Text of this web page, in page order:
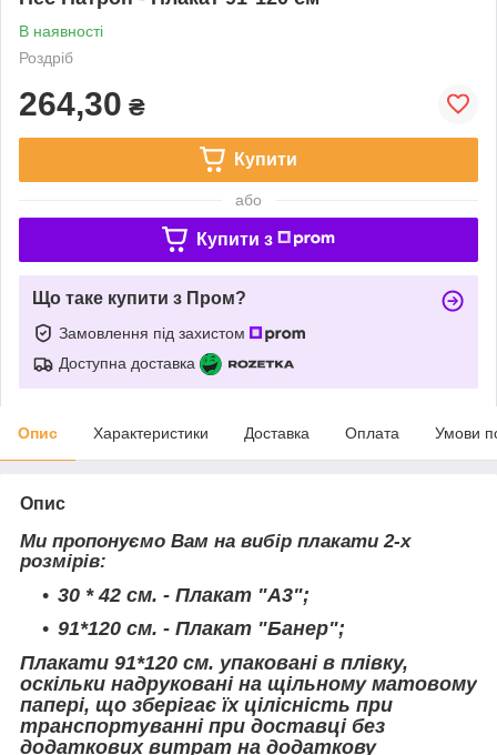
В наявності
Роздріб
264,30 ₴
Купити
або
Купити з
Що таке купити з Пром?
Замовлення під захистом
Доступна доставка
Опис Характеристики Доставка Оплата Умови
Опис
Ми пропонуємо Вам на вибір плакати 2-х
розмірів:
30 * 42 см. - Плакат "А3";
91*120 см. - Плакат "Банер";
Плакати 91*120 см. упаковані в плівку,
оскільки надруковані на щільному матовому
папері, що зберігає їх цілісність при
транспортуванні при доставці без
додаткових витрат на додаткову